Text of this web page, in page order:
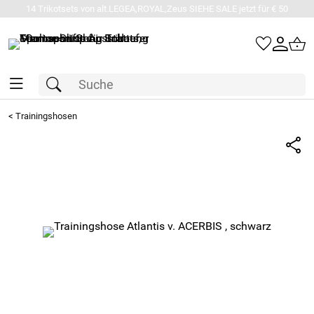
14 Trikotsets von alt.LEGEA,ROYAL,Zeus SIEHE SALE jetzt für € 50
< Trainingshosen